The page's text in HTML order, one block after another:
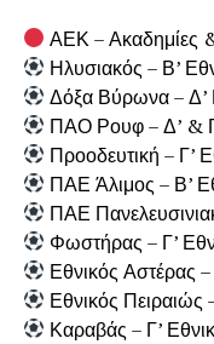
ΑΕΚ – Ακαδημίες
Ηλυσιακός – Β’
Δόξα Βύρωνα – Δ’
ΠΑΟ Ρουφ – Δ’ &
Προοδευτική – Γ’
ΠΑΕ Άλιμος – Β’
ΠΑΕ
Φωστήρας – Γ’
Εθνικός Αστέρας –
Εθνικός Πειραιώς
Καραβάς – Γ’